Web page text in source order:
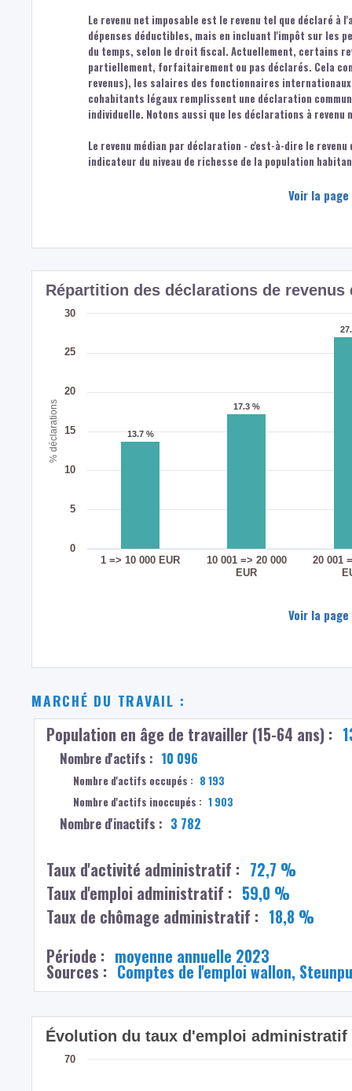
Le revenu net imposable est le revenu tel que déclaré
dépenses déductibles, mais en incluant l'impôt sur les
du temps, selon le droit fiscal. Actuellement, certains
partiellement, forfaitairement ou pas déclarés. Cela
revenus), les salaires des fonctionnaires
cohabitants légaux remplissent une déclaration
individuelle. Notons aussi que les déclarations à
Le revenu médian par déclaration - c'est-à-dire le
indicateur du niveau de richesse de la population
Voir la
% déclarations
Répartition des déclarations de revenus
1 => 10 000 EUR
10 001 => 20 000
EUR
20 001
0
5
10
15
20
25
30
13.7 %
13.7 %
17.3 %
17.3 %
Voir la
MARCHÉ DU TRAVAIL :
Population en âge de travailler (15-64 ans) :
Nombre d'actifs : 10 096
Nombre d'actifs occupés : 8 193
Nombre d'actifs inoccupés : 1 903
Nombre d'inactifs : 3 782
Taux d'activité administratif : 72,7 %
Taux d'emploi administratif : 59,0 %
Taux de chômage administratif : 18,8 %
Période : moyenne annuelle 2023
Sources : Comptes de l'emploi wallon,
Évolution du taux d'emploi administratif
70